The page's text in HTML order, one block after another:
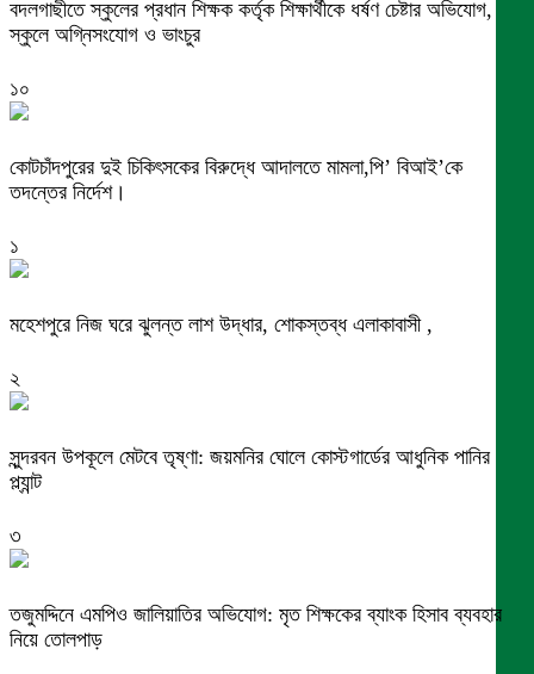
বদলগাছীতে স্কুলের প্রধান শিক্ষক কর্তৃক শিক্ষার্থীকে ধর্ষণ চেষ্টার অভিযোগ,
স্কুলে অগ্নিসংযোগ ও ভাংচুর
১০
কোটচাঁদপুরের দুই চিকিৎসকের বিরুদ্ধে আদালতে মামলা,পি’ বিআই’কে
তদন্তের নির্দেশ।
১
মহেশপুরে নিজ ঘরে ঝুলন্ত লাশ উদ্ধার, শোকস্তব্ধ এলাকাবাসী ,
২
সুন্দরবন উপকূলে মেটবে তৃষ্ণা: জয়মনির ঘোলে কোস্টগার্ডের আধুনিক পানির
প্ল্যান্ট
৩
তজুমদ্দিনে এমপিও জালিয়াতির অভিযোগ: মৃত শিক্ষকের ব্যাংক হিসাব ব্যবহার
নিয়ে তোলপাড়